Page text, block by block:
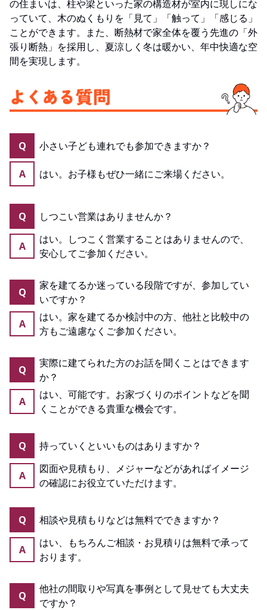
の住まいは、柱や梁といった家の構造材が室内に現しにな
っていて、木のぬくもりを「見て」「触って」「感じる」
ことができます。また、断熱材で家全体を覆う先進の「外
張り断熱」を採用し、夏涼しく冬は暖かい、年中快適な空
間を実現します。
Q 小さい子ども連れでも参加できますか？
A はい。お子様もぜひ一緒にご来場ください。
Q しつこい営業はありませんか？
A
はい。しつこく営業することはありませんので、
安心してご参加ください。
Q
家を建てるか迷っている段階ですが、参加してい
いですか？
A
はい。家を建てるか検討中の方、他社と比較中の
方もご遠慮なくご参加ください。
Q
実際に建てられた方のお話を聞くことはできます
か？
A
はい、可能です。お家づくりのポイントなどを聞
くことができる貴重な機会です。
Q 持っていくといいものはありますか？
A
図面や見積もり、メジャーなどがあればイメージ
の確認にお役立ていただけます。
Q 相談や見積もりなどは無料でできますか？
A
はい、もちろんご相談・お見積りは無料で承って
おります。
Q
他社の間取りや写真を事例として見せても大丈夫
ですか？